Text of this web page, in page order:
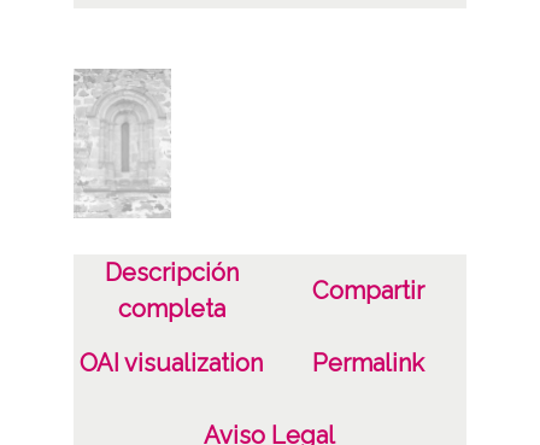
19820402
Lugar
Zestafe / Cestafe
CC BY-NC-SA 4.0
Descripción
completa
Compartir
OAI visualization Permalink
Aviso Legal